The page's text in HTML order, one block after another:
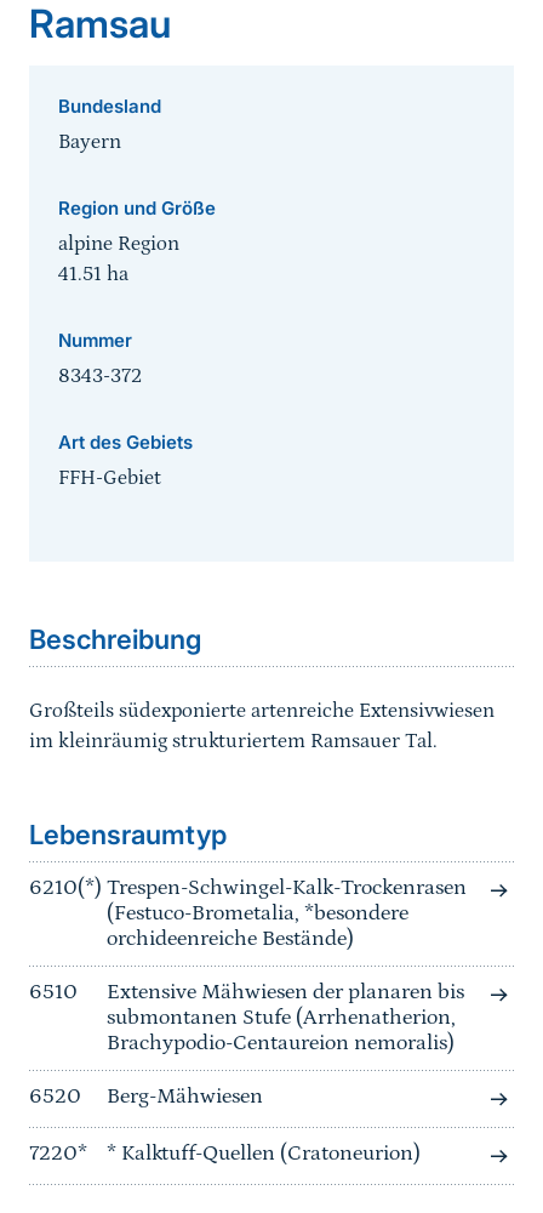
Ramsau
Bundesland
Bayern
Region und Größe
alpine Region
41.51 ha
Nummer
8343-372
Art des Gebiets
FFH-Gebiet
Beschreibung
Großteils südexponierte artenreiche Extensivwiesen
im kleinräumig strukturiertem Ramsauer Tal.
Lebensraumtyp
6210(*) Trespen-Schwingel-Kalk-Trockenrasen
(Festuco-Brometalia, *besondere
orchideenreiche Bestände)
6510
Extensive Mähwiesen der planaren bis
submontanen Stufe (Arrhenatherion,
Brachypodio-Centaureion nemoralis)
6520 Berg-Mähwiesen
7220* * Kalktuff-Quellen (Cratoneurion)